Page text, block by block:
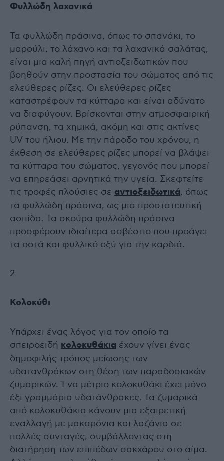
Φυλλώδη λαχανικά
Τα φυλλώδη πράσινα, όπως το σπανάκι, το
μαρούλι, το λάχανο και τα λαχανικά σαλάτας,
είναι μια καλή πηγή αντιοξειδωτικών που
βοηθούν στην προστασία του σώματος από τις
ελεύθερες ρίζες. Οι ελεύθερες ρίζες
καταστρέφουν τα κύτταρα και είναι αδύνατο
να διαφύγουν. Βρίσκονται στην ατμοσφαιρική
ρύπανση, τα χημικά, ακόμη και στις ακτίνες
UV του ήλιου. Με την πάροδο του χρόνου, η
έκθεση σε ελεύθερες ρίζες μπορεί να βλάψει
τα κύτταρα του σώματος, γεγονός που μπορεί
να επηρεάσει αρνητικά την υγεία. Σκεφτείτε
τις τροφές πλούσιες σε αντιοξειδωτικά, όπως
τα φυλλώδη πράσινα, ως μια προστατευτική
ασπίδα. Τα σκούρα φυλλώδη πράσινα
προσφέρουν ιδιαίτερα ασβέστιο που προάγει
τα οστά και φυλλικό οξύ για την καρδιά.
2
Κολοκύθι
Υπάρχει ένας λόγος για τον οποίο τα
σπειροειδή κολοκυθάκια έχουν γίνει ένας
δημοφιλής τρόπος μείωσης των
υδατανθράκων στη θέση των παραδοσιακών
ζυμαρικών. Ένα μέτριο κολοκυθάκι έχει μόνο
έξι γραμμάρια υδατάνθρακες. Τα ζυμαρικά
από κολοκυθάκια κάνουν μια εξαιρετική
εναλλαγή με μακαρόνια και λαζάνια σε
πολλές συνταγές, συμβάλλοντας στη
διατήρηση των επιπέδων σακχάρου στο αίμα.